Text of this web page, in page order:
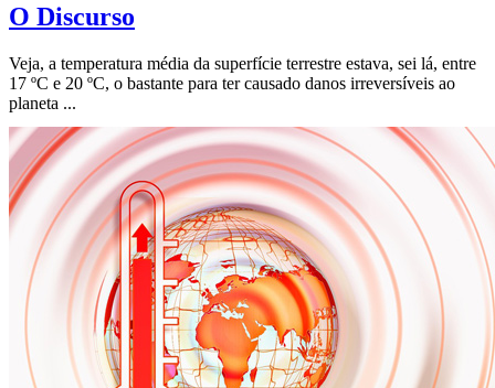
O Discurso
Veja, a temperatura média da superfície terrestre estava, sei lá, entre
17 ºC e 20 ºC, o bastante para ter causado danos irreversíveis ao
planeta ...